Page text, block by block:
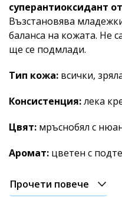
суперантиоксидант
Възстановява
баланса на кожата. Не
ще се подмлади.
Тип кожа: всички,
Консистенция:лека
Цвят: мръснобял с
Аромат: цветен с
Прочети повече